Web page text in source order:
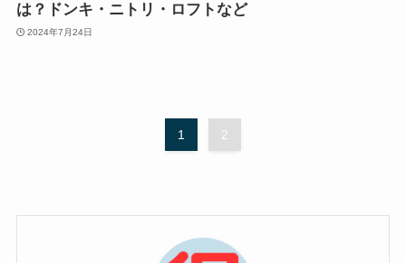
は？ドンキ・ニトリ・ロフトなど
2024年7月24日
1 2